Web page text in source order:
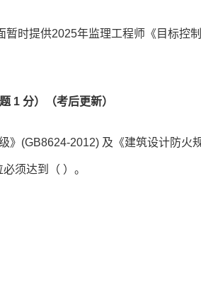
暂时提供2025年监理工程师《目标控
1 分）（考后更新）
》(GB8624-2012) 及《建筑设计防火
须达到（ ）。